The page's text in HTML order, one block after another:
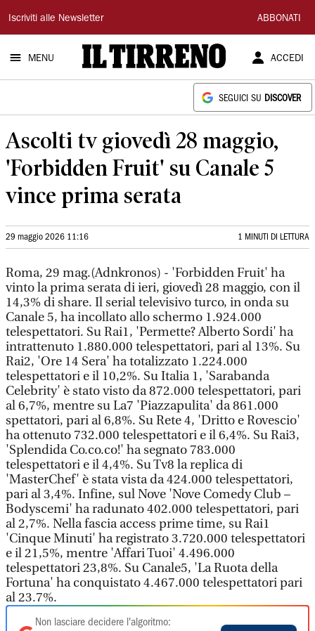
Il
Tirreno
Iscriviti alle Newsletter ABBONATI
MENU ACCEDI
SEGUICI SU DISCOVER
Ascolti tv giovedì 28 maggio,
'Forbidden Fruit' su Canale 5
vince prima serata
29 maggio 2026 11:16 1 MINUTI DI LETTURA
Roma, 29 mag.(Adnkronos) - 'Forbidden Fruit' ha
vinto la prima serata di ieri, giovedì 28 maggio, con il
14,3% di share. Il serial televisivo turco, in onda su
Canale 5, ha incollato allo schermo 1.924.000
telespettatori. Su Rai1, 'Permette? Alberto Sordi' ha
intrattenuto 1.880.000 telespettatori, pari al 13%. Su
Rai2, 'Ore 14 Sera' ha totalizzato 1.224.000
telespettatori e il 10,2%. Su Italia 1, 'Sarabanda
Celebrity' è stato visto da 872.000 telespettatori, pari
al 6,7%, mentre su La7 'Piazzapulita' da 861.000
spettatori, pari al 6,8%. Su Rete 4, 'Dritto e Rovescio'
ha ottenuto 732.000 telespettatori e il 6,4%. Su Rai3,
'Splendida Co.co.co!' ha segnato 783.000
telespettatori e il 4,4%. Su Tv8 la replica di
'MasterChef' è stata vista da 424.000 telespettatori,
pari al 3,4%. Infine, sul Nove 'Nove Comedy Club –
Bodyscemi' ha radunato 402.000 telespettatori, pari
al 2,7%. Nella fascia access prime time, su Rai1
'Cinque Minuti' ha registrato 3.720.000 telespettatori
e il 21,5%, mentre 'Affari Tuoi' 4.496.000
telespettatori 23,8%. Su Canale5, 'La Ruota della
Fortuna' ha conquistato 4.467.000 telespettatori pari
al 23.7%.
Non lasciare decidere l'algoritmo: